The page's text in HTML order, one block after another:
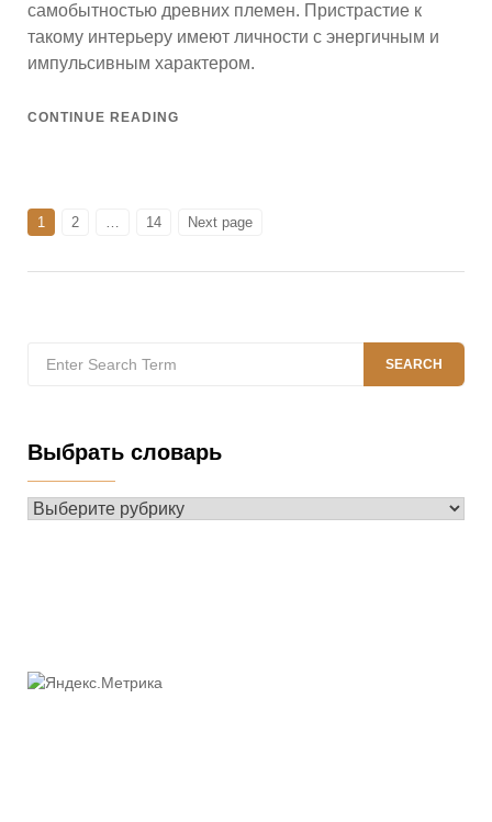
самобытностью древних племен. Пристрастие к
такому интерьеру имеют личности с энергичным и
импульсивным характером.
CONTINUE READING
Навигация
по
PAGE
1 PAGE
2 … PAGE
14 Next page
for:
SEARCH
Выбрать словарь
Выбрать